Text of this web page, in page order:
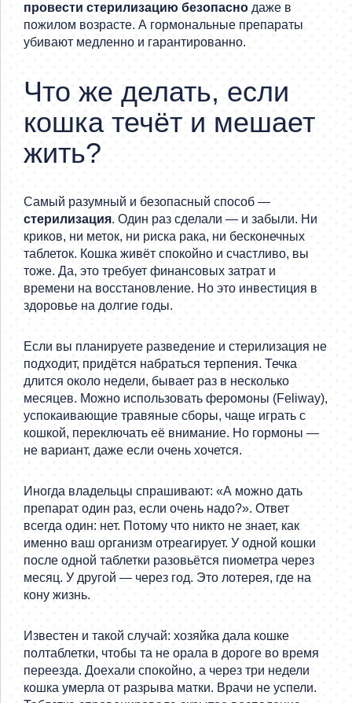
провести стерилизацию безопасно даже в
пожилом возрасте. А гормональные препараты
убивают медленно и гарантированно.
Что же делать, если
кошка течёт и мешает
жить?
Самый разумный и безопасный способ —
стерилизация. Один раз сделали — и забыли. Ни
криков, ни меток, ни риска рака, ни бесконечных
таблеток. Кошка живёт спокойно и счастливо, вы
тоже. Да, это требует финансовых затрат и
времени на восстановление. Но это инвестиция в
здоровье на долгие годы.
Если вы планируете разведение и стерилизация не
подходит, придётся набраться терпения. Течка
длится около недели, бывает раз в несколько
месяцев. Можно использовать феромоны (Feliway),
успокаивающие травяные сборы, чаще играть с
кошкой, переключать её внимание. Но гормоны —
не вариант, даже если очень хочется.
Иногда владельцы спрашивают: «А можно дать
препарат один раз, если очень надо?». Ответ
всегда один: нет. Потому что никто не знает, как
именно ваш организм отреагирует. У одной кошки
после одной таблетки разовьётся пиометра через
месяц. У другой — через год. Это лотерея, где на
кону жизнь.
Известен и такой случай: хозяйка дала кошке
полтаблетки, чтобы та не орала в дороге во время
переезда. Доехали спокойно, а через три недели
кошка умерла от разрыва матки. Врачи не успели.